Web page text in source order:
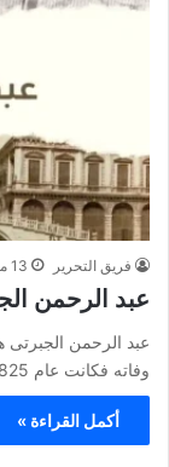
فريق التحرير 13 مارس، 2025
عبد الرحمن
وفاته فكانت عام 1825 فى القاهرة ايضاً…
أكمل القراءة »